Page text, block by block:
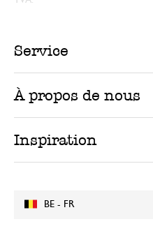
BE - FR
Service
À propos de nous
Inspiration